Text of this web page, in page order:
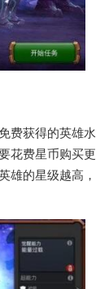
费获得的英雄水
花费星币购买更
雄的星级越高，